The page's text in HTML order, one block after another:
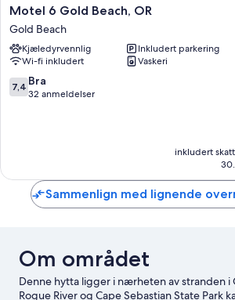
Motel
6
Gold
Beach,
OR
Gold
Beach
Motel 6 Gold Beach, OR
Gold Beach
Kjæledyrvennlig
Inkludert parkering
Wi-fi inkludert
Vaskeri
7.4
av
7,4 Bra
32 anmeldelser
inkludert
Sammenlign med lignende
Om området
Denne hytta ligger i nærheten av stranden i
Rogue River og Cape Sebastian State Park